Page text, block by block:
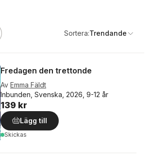
Sortera:Trendande
Fredagen den trettonde
Av Emma Fäldt
Inbunden, Svenska, 2026, 9-12 år
139 kr
Lägg till
Skickas